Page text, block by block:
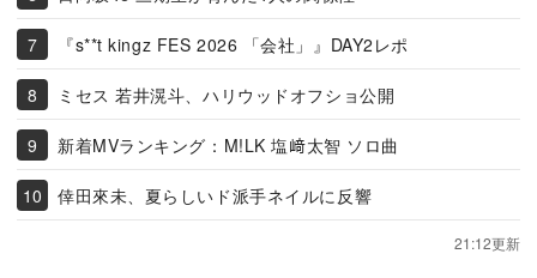
『s**t kingz FES 2026 「会社」』DAY2レポ
ミセス 若井滉斗、ハリウッドオフショ公開
新着MVランキング：M!LK 塩﨑太智 ソロ曲
倖田來未、夏らしいド派手ネイルに反響
21:12更新